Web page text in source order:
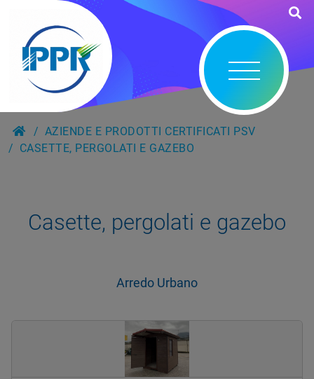
AZIENDE E PRODOTTI CERTIFICATI PSV
CASETTE, PERGOLATI E GAZEBO
Casette, pergolati e gazebo
Arredo Urbano